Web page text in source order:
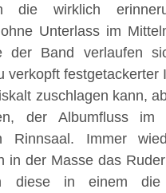
die wirklich
Unterlass im
der Band verlaufen
verkopft festgetackerter
zuschlagen kann,
der Albumfluss
Rinnsaal. Immer
in der Masse das
diese in einem die